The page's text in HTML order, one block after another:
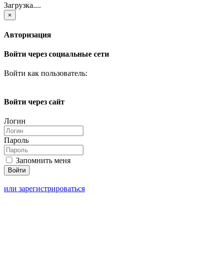
Загрузка....
×
Авторизация
Войти через социальные сети
Войти как пользователь:
Войти через сайт
Логин
Пароль
Запомнить меня
или зарегистрироваться